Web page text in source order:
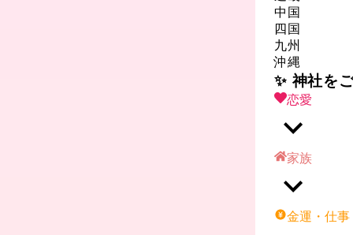
中国
四国
九州
沖縄
✨ 神社を
恋愛
家族
金運・仕事